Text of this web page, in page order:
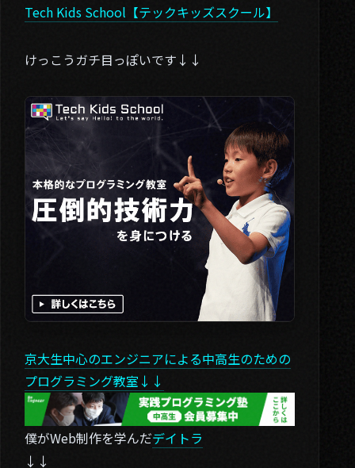
Tech Kids School【テックキッズスクール】
けっこうガチ目っぽいです↓↓
京大生中心のエンジニアによる中高生のための
プログラミング教室↓↓
僕がWeb制作を学んだデイトラ
↓↓